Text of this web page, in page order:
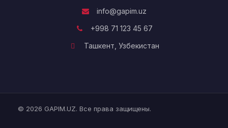
info@gapim.uz
+998 71 123 45 67
Ташкент, Узбекистан
© 2026 GAPIM.UZ. Все права защищены.